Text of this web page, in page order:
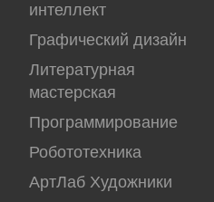
интеллект
Графический дизайн
Литературная
мастерская
Программирование
Робототехника
АртЛаб Художники